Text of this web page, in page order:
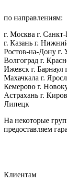
по направлениям:
г. Москва г.
г. Казань г.
Ростов-на-Дону г.
Волгоград г.
Ижевск г. Барнаул
Махачкала г.
Кемерово г.
Астрахань г.
Липецк
На некоторые
предоставляем
Клиентам